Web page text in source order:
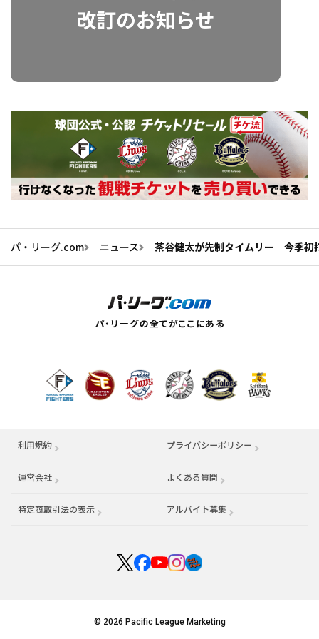
パ・リーグ.com ニュース 茶谷健太が先制タイムリー 今季初
利用規約 プライバシーポリシー
運営会社 （別ウィンドウで開く） よくある質問
特定商取引法の表示 アルバイト募集 （別ウィンドウで開く
© 2026 Pacific League Marketing